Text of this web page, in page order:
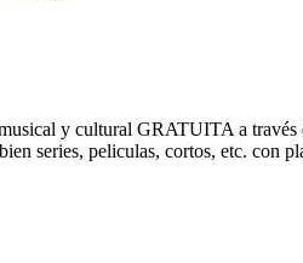
y cultural GRATUITA a través
series, peliculas, cortos, etc. con